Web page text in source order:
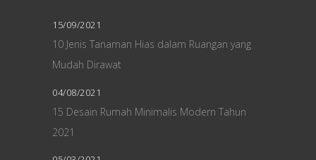
15/09/2021
10 Jenis Tanaman Hias dalam Ruangan yang
Mudah Dirawat
04/08/2021
15 Desain Rumah Minimalis Modern Tahun
2021